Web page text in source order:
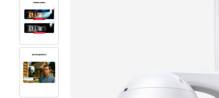
Комплектующие GSM
Антенны и усилители для ТВ
ТВ-антенны
Усилители антенные SWA Колонки